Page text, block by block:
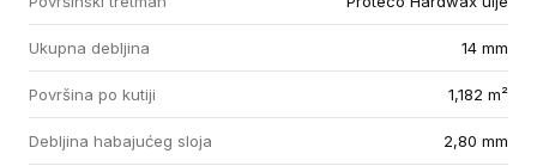
Ukupna debljina 14 mm
Površina po kutiji 1,182 m²
Debljina habajućeg sloja 2,80 mm